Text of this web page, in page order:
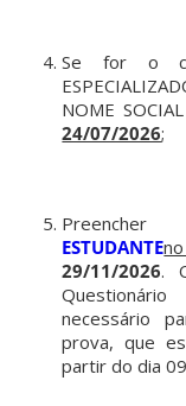
Se for o
NOME
24/07/2026;
ESTUDANTE
29/11/2026.
necessário
prova, que
partir do dia